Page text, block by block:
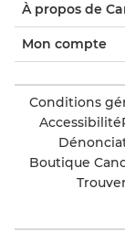
À propos de
Mon compte
Conditions
Accessibilité
Boutique